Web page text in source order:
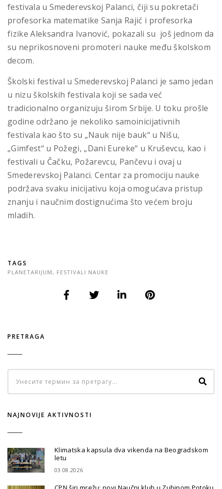
festivala u Smederevskoj Palanci, čiji su pokretači
profesorka matematike Sanja Rajić i profesorka
fizike Aleksandra Ivanović, pokazali su još jednom da
su neprikosnoveni promoteri nauke među školskom
decom.
Školski festival u Smederevskoj Palanci je samo jedan
u nizu školskih festivala koji se sada već
tradicionalno organizuju širom Srbije. U toku prošle
godine održano je nekoliko samoinicijativnih
festivala kao što su „Nauk nije bauk“ u Nišu,
„Gimfest“ u Požegi, „Dani Eureke“ u Kruševcu, kao i
festivali u Čačku, Požarevcu, Pančevu i ovaj u
Smederevskoj Palanci. Centar za promociju nauke
podržava svaku inicijativu koja omogućava pristup
znanju i naučnim dostignućima što većem broju
mladih.
TAGS
PLANETARIJUM , FESTIVALI NAUKE
PRETRAGA
NAJNOVIJE AKTIVNOSTI
Klimatska kapsula dva vikenda na Beogradskom
letu
03.08.2026